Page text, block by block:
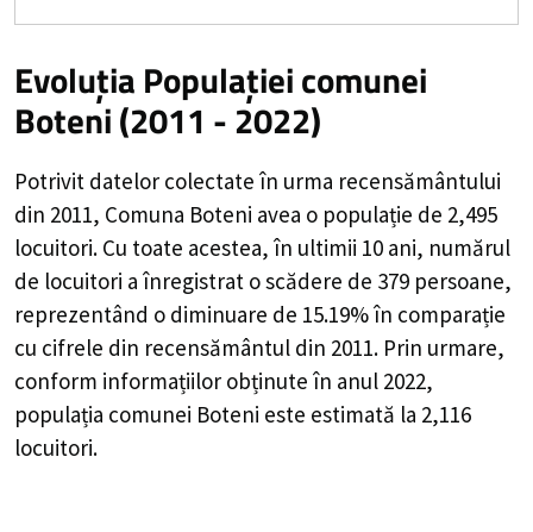
Evoluția Populației comunei
Boteni (2011 - 2022)
Potrivit datelor colectate în urma recensământului
din 2011, Comuna Boteni avea o populație de 2,495
locuitori. Cu toate acestea, în ultimii 10 ani, numărul
de locuitori a înregistrat oscădere de 379 persoane,
reprezentând o diminuare de 15.19%în comparație
cu cifrele din recensământul din 2011. Prin urmare,
conform informațiilor obținute în anul 2022,
populația comunei Boteni este estimată la 2,116
locuitori.